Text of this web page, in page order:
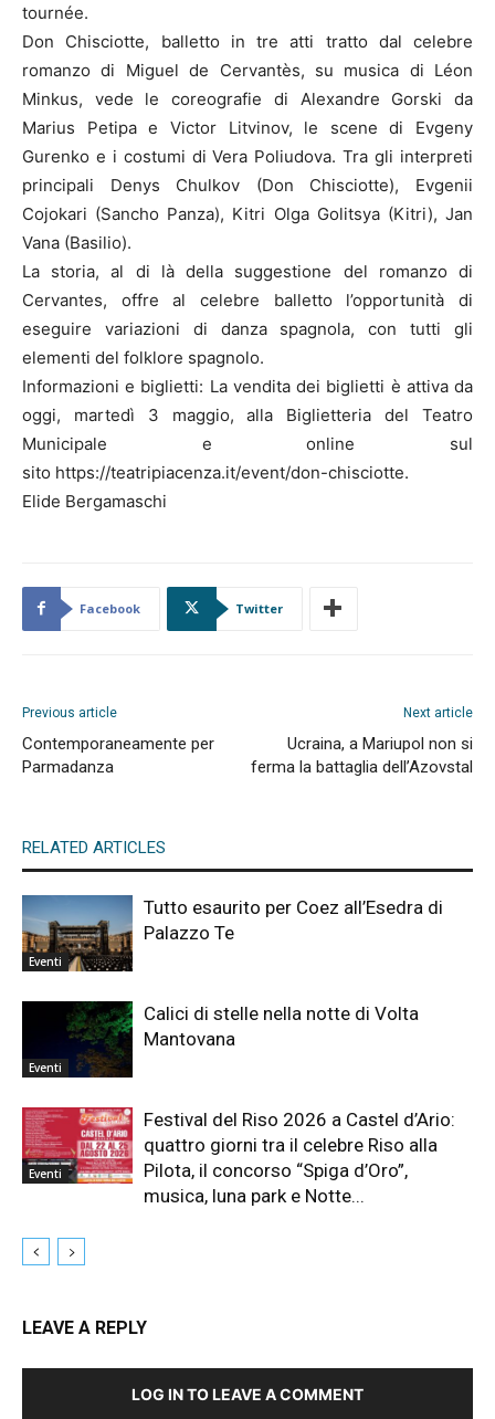
tournée.
Don Chisciotte, balletto in tre atti tratto dal celebre
romanzo di Miguel de Cervantès, su musica di Léon
Minkus, vede le coreografie di Alexandre Gorski da
Marius Petipa e Victor Litvinov, le scene di Evgeny
Gurenko e i costumi di Vera Poliudova. Tra gli interpreti
principali Denys Chulkov (Don Chisciotte), Evgenii
Cojokari (Sancho Panza), Kitri Olga Golitsya (Kitri), Jan
Vana (Basilio).
La storia, al di là della suggestione del romanzo di
Cervantes, offre al celebre balletto l’opportunità di
eseguire variazioni di danza spagnola, con tutti gli
elementi del folklore spagnolo.
Informazioni e biglietti: La vendita dei biglietti è attiva da
oggi, martedì 3 maggio, alla Biglietteria del Teatro
Municipale e online sul
sito https://teatripiacenza.it/event/don-chisciotte.
Elide Bergamaschi
Facebook Twitter
Previous article
Contemporaneamente per
Parmadanza
Next article
Ucraina, a Mariupol non si
ferma la battaglia dell’Azovstal
RELATED ARTICLES
Eventi
Tutto esaurito per Coez all’Esedra di
Palazzo Te
Eventi
Calici di stelle nella notte di Volta
Mantovana
Eventi
Festival del Riso 2026 a Castel d’Ario:
quattro giorni tra il celebre Riso alla
Pilota, il concorso “Spiga d’Oro”,
musica, luna park e Notte...
LEAVE A REPLY
LOG IN TO LEAVE A COMMENT